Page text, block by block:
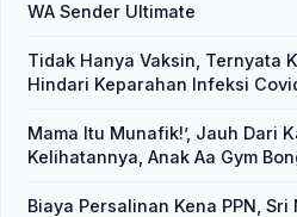
WA Sender Ultimate
Tidak Hanya Vaksin, Ternyata
Hindari Keparahan Infeksi
Mama Itu Munafik!’, Jauh Dari
Kelihatannya, Anak Aa Gym
Biaya Persalinan Kena PPN,